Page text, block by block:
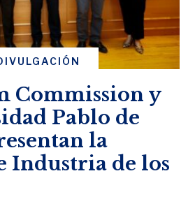
Commission y
Pablo de
la
Industria de los